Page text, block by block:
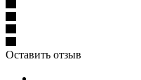
Оставить отзыв